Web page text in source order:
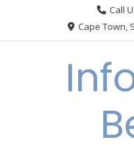
Call
Cape Town,